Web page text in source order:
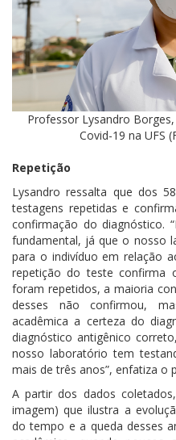
Professor Lysandro
Covid-19 na UFS
Repetição
Lysandro ressalta que dos
testagens repetidas e
confirmação do diagnóstico.
fundamental, já que o nosso
para o indivíduo em relação
repetição do teste confirma
foram repetidos, a maioria
desses não confirmou,
acadêmica a certeza do
diagnóstico antigênico
nosso laboratório tem
mais de três anos”, enfatiza o
A partir dos dados
imagem) que ilustra a
do tempo e a queda desses